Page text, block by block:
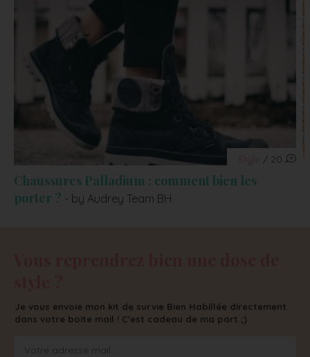
/ 20
Chaussures Palladium : comment bien les
porter ? - by Audrey Team BH
Je vous envoie mon kit de survie Bien Habillée directement
dans votre boite mail ! C'est cadeau de ma part ;)